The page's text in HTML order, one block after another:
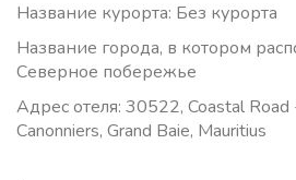
Название курорта: Без курорта
Название города, в котором
Северное побережье
Адрес отеля: 30522, Coastal Road
Canonniers, Grand Baie, Mauritius